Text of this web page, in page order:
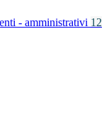
- amministrativi 12